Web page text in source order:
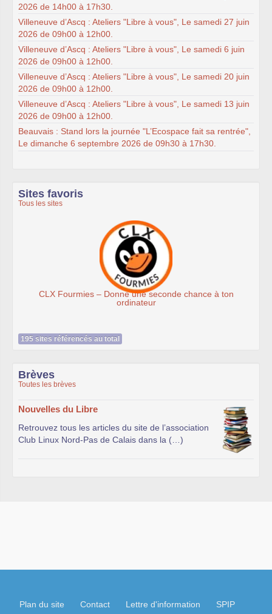
2026 de 14h00 à 17h30.
Villeneuve d’Ascq : Ateliers "Libre à vous", Le samedi 27 juin
2026 de 09h00 à 12h00.
Villeneuve d’Ascq : Ateliers "Libre à vous", Le samedi 6 juin
2026 de 09h00 à 12h00.
Villeneuve d’Ascq : Ateliers "Libre à vous", Le samedi 20 juin
2026 de 09h00 à 12h00.
Villeneuve d’Ascq : Ateliers "Libre à vous", Le samedi 13 juin
2026 de 09h00 à 12h00.
Beauvais : Stand lors la journée "L’Ecospace fait sa rentrée",
Le dimanche 6 septembre 2026 de 09h30 à 17h30.
Sites favoris
Tous les sites
– Donne une seconde chance à ton
195 sites référencés au total
Brèves
Toutes les brèves
Nouvelles du Libre
Retrouvez tous les articles du site de l’association
Club Linux Nord-Pas de Calais dans la (…)
Plan du site Contact Lettre d'information SPIP